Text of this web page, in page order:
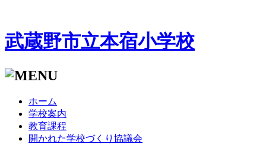
武蔵野市立本宿小学校
ホーム
学校案内
教育課程
開かれた学校づくり協議会